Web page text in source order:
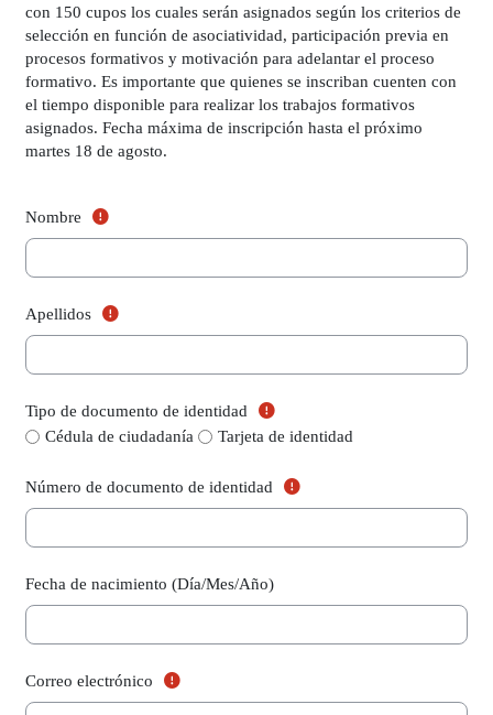
con 150 cupos los cuales serán asignados según los criterios de
selección en función de asociatividad, participación previa en
procesos formativos y motivación para adelantar el proceso
formativo. Es importante que quienes se inscriban cuenten con
el tiempo disponible para realizar los trabajos formativos
asignados. Fecha máxima de inscripción hasta el próximo
martes 18 de agosto.
Nombre
Apellidos
Tipo de documento de identidad
Tipo de documento de identidad (Campo
Cédula de ciudadanía Tarjeta de identidad
Número de documento de identidad
Fecha de nacimiento (Día/Mes/Año)
Correo electrónico